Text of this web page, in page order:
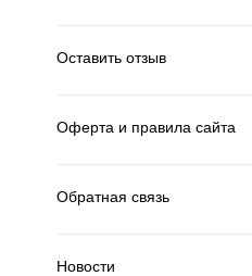
Оставить отзыв
Оферта и правила сайта
Обратная связь
Новости